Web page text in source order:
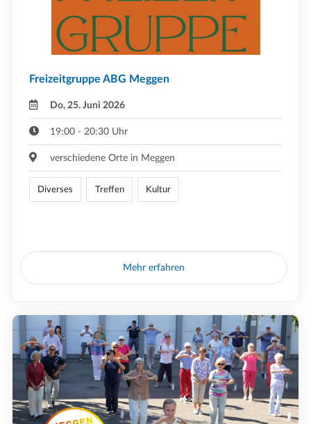
Freizeitgruppe ABG Meggen
Do, 25. Juni 2026
19:00 - 20:30 Uhr
verschiedene Orte in Meggen
Diverses Treffen Kultur
Mehr erfahren